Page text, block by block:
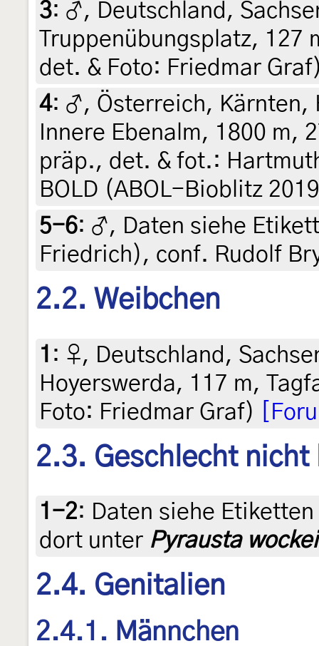
3: ♂, Deutschland,
Truppenübungsplatz,
det. & Foto: Friedmar
4: ♂, Österreich,
Innere Ebenalm, 1800 m,
präp., det. & fot.:
BOLD (ABOL-Bioblitz
5-6: ♂, Daten siehe
Friedrich), conf. Rudolf
2.2. Weibchen
1 : ♀, Deutschland,
Hoyerswerda, 117 m,
Foto: Friedmar Graf)
2.3. Geschlecht nicht
1-2: Daten siehe
dort unter Pyrausta wockei
2.4. Genitalien
2.4.1. Männchen